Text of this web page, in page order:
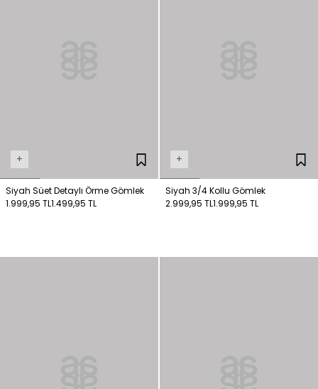
+
Siyah Süet Detaylı Örme Gömlek
1.999,95 TL1.499,95 TL
+
Siyah 3/4 Kollu Gömlek
2.999,95 TL1.999,95 TL